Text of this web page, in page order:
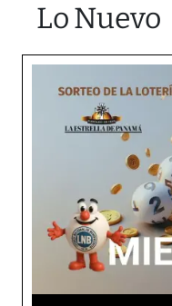
Lo Nuevo